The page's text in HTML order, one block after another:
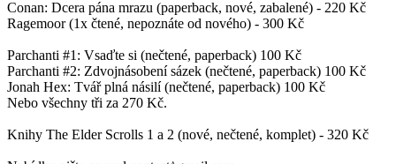
Conan: Dcera pána mrazu (paperback, nové, zabalené) - 220 Kč
Ragemoor (1x čtené, nepoznáte od nového) - 300 Kč
Parchanti #1: Vsaďte si (nečtené, paperback) 100 Kč
Parchanti #2: Zdvojnásobení sázek (nečtené, paperback) 100 Kč
Jonah Hex: Tvář plná násilí (nečtené, paperback) 100 Kč
Nebo všechny tři za 270 Kč.
Knihy The Elder Scrolls 1 a 2 (nové, nečtené, komplet) - 320 Kč